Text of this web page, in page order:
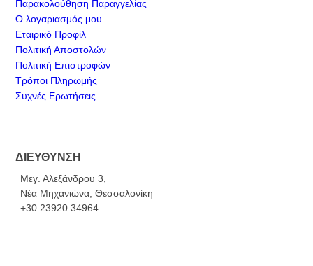
Παρακολούθηση Παραγγελίας
Ο λογαριασμός μου
Εταιρικό Προφίλ
Πολιτική Αποστολών
Πολιτική Επιστροφών
Τρόποι Πληρωμής
Συχνές Ερωτήσεις
ΔΙΕΥΘΥΝΣΗ
Μεγ. Αλεξάνδρου 3,
Νέα Μηχανιώνα, Θεσσαλονίκη
+30 23920 34964